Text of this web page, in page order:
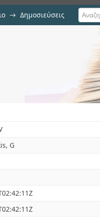
→ Δημοσιεύσεις
in video
G